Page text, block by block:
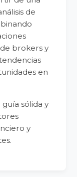
de
brokers y
en
sólida y
y